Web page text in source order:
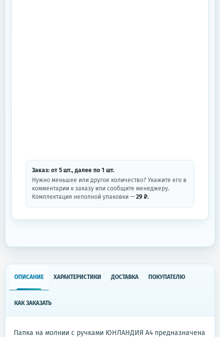
Заказ: от 5 шт., далее по 1 шт.
Нужно меньшее или другое количество? Укажите его в
комментарии к заказу или сообщите менеджеру.
Комплектация неполной упаковки — 29 ₽.
ОПИСАНИЕ ХАРАКТЕРИСТИКИ ДОСТАВКА ПОКУПАТЕЛЮ
КАК ЗАКАЗАТЬ
Папка на молнии с ручками ЮНЛАНДИЯ А4 предназначена